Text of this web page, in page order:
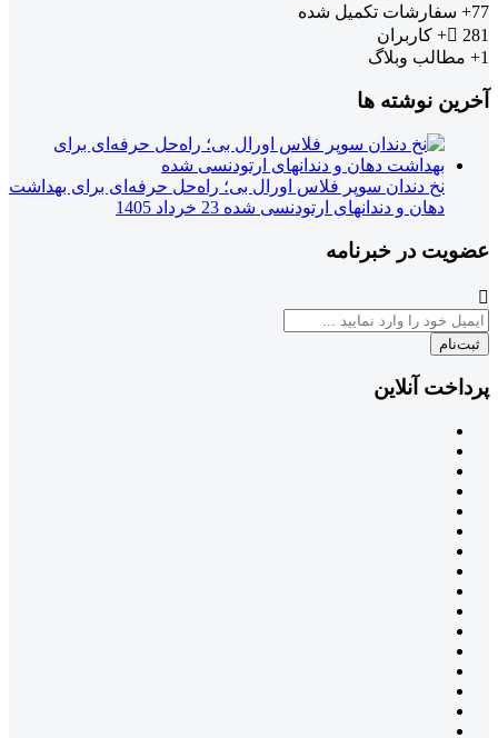
77+
سفارشات تکمیل شده
281+
کاربران
1+
مطالب وبلاگ
آخرین نوشته ها
نخ دندان سوپر فلاس اورال بی؛ راه‌حل حرفه‌ای برای بهداشت
دهان و دندانهای ارتودنسی شده 23 خرداد 1405
عضویت در خبرنامه
ثبت‌نام
پرداخت آنلاین